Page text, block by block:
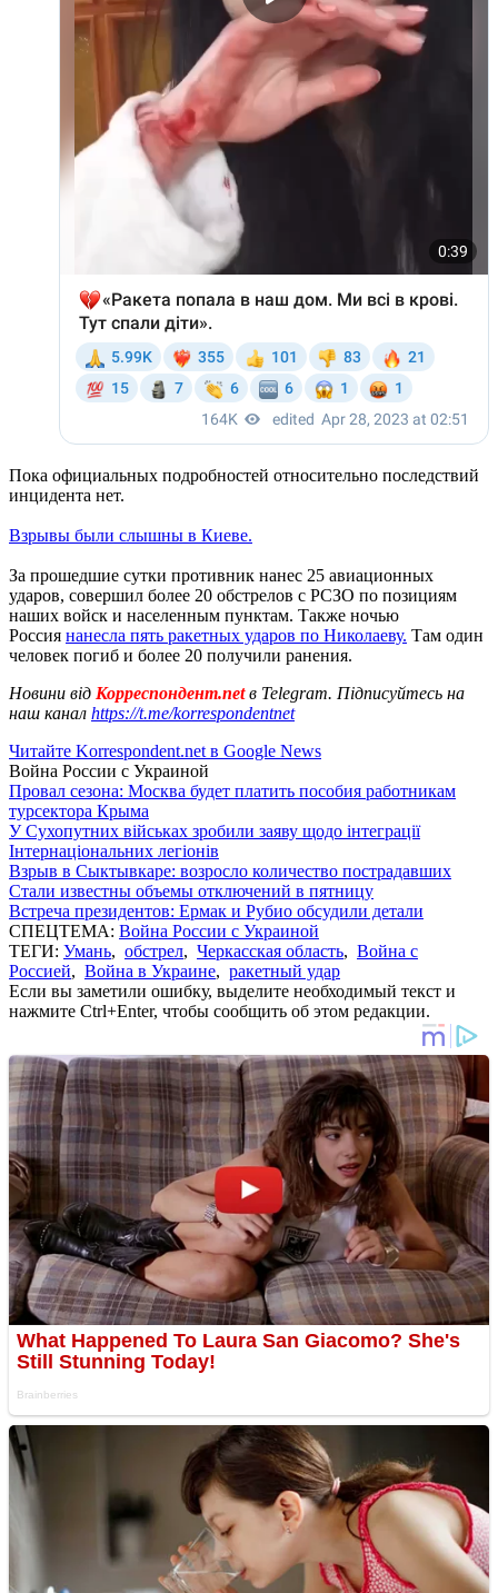
Пока официальных подробностей относительно последствий
инцидента нет.
Взрывы были слышны в Киеве.
За прошедшие сутки противник нанес 25 авиационных
ударов, совершил более 20 обстрелов с РСЗО по позициям
наших войск и населенным пунктам. Также ночью
Россия нанесла пять ракетных ударов по Николаеву. Там один
человек погиб и более 20 получили ранения.
Новини від Корреспондент.netв Telegram. Підписуйтесь на
наш канал https://t.me/korrespondentnet
Читайте Korrespondent.net в Google News
Война России с Украиной
Провал сезона: Москва будет платить пособия работникам
турсектора Крыма
У Сухопутних військах зробили заяву щодо інтеграції
Інтернаціональних легіонів
Взрыв в Сыктывкаре: возросло количество пострадавших
Стали известны объемы отключений в пятницу
Встреча президентов: Ермак и Рубио обсудили детали
СПЕЦТЕМА: Война России с Украиной
ТЕГИ: Умань, обстрел, Черкасская область, Война с
Россией, Война в Украине, ракетный удар
Если вы заметили ошибку, выделите необходимый текст и
нажмите Ctrl+Enter, чтобы сообщить об этом редакции.